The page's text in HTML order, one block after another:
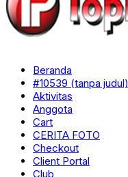
Beranda
#10539 (tanpa judul)
Aktivitas
Anggota
Cart
CERITA FOTO
Checkout
Client Portal
Club